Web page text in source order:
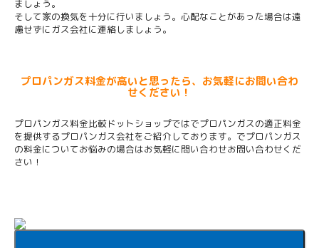
ましょう。
そして家の換気を十分に行いましょう。心配なことがあった場合は遠
慮せずにガス会社に連絡しましょう。
プロパンガス料金が高いと思ったら、お気軽にお問い合わ
せください！
プロパンガス料金比較ドットショップではでプロパンガスの適正料金
を提供するプロパンガス会社をご紹介しております。でプロパンガス
の料金についてお悩みの場合はお気軽に問い合わせお問い合わせくだ
さい！